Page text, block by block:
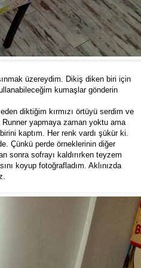
üzereydim. Dikiş diken biri için
kumaşlar gönderin
diktiğim kırmızı örtüyü serdim ve
Runner yapmaya zaman yoktu ama
kaptım. Her renk vardı şükür ki.
Çünkü perde örneklerinin diğer
sonra sofrayı kaldırırken teyzem
koyup fotoğrafladım. Aklınızda